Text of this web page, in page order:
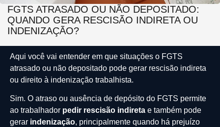
FGTS ATRASADO OU NÃO DEPOSITADO:
QUANDO GERA RESCISÃO INDIRETA OU
INDENIZAÇÃO?
Aqui você vai entender em que situações o FGTS
atrasado ou não depositado pode gerar rescisão indireta
ou direito à indenização trabalhista.
Sim. O atraso ou ausência de depósito do FGTS permite
ao trabalhador pedir rescisão indireta e também pode
gerar indenização, principalmente quando há prejuízo